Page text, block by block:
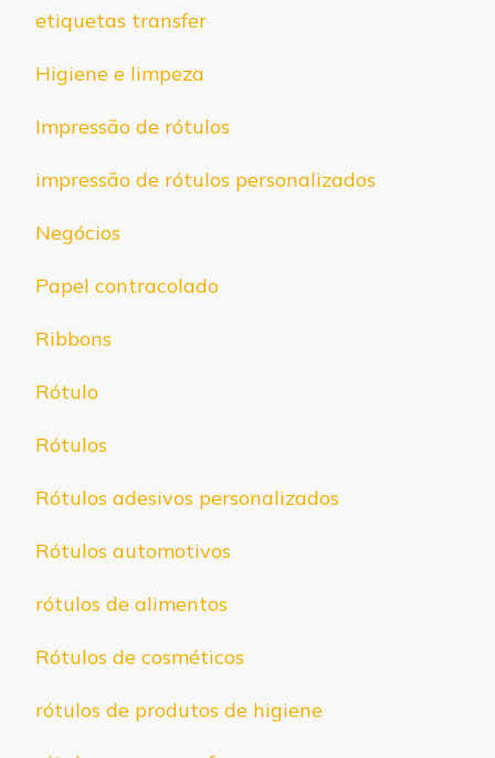
etiquetas transfer
Higiene e limpeza
Impressão de rótulos
impressão de rótulos personalizados
Negócios
Papel contracolado
Ribbons
Rótulo
Rótulos
Rótulos adesivos personalizados
Rótulos automotivos
rótulos de alimentos
Rótulos de cosméticos
rótulos de produtos de higiene